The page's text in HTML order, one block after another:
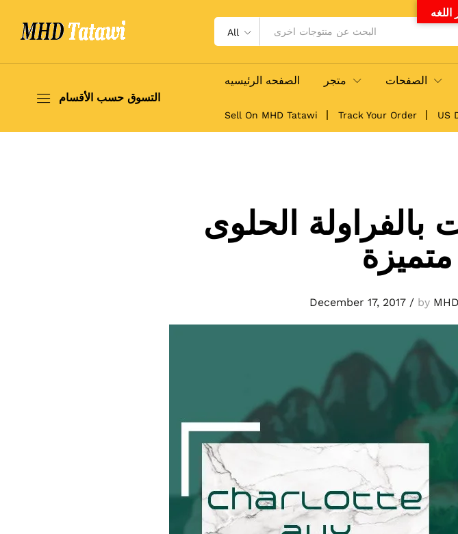
All
التسوق حسب الأقسام
الصفحه الرئيسيه متجر الصفحات
Sell On MHD Tatawi Track Your Order US
الحلوى
December 17, 2017 / by
اللغه